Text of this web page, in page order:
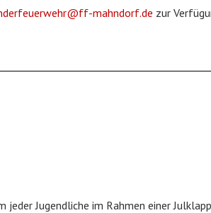
mahndorf.de zur
Jugendliche im Rahmen einer